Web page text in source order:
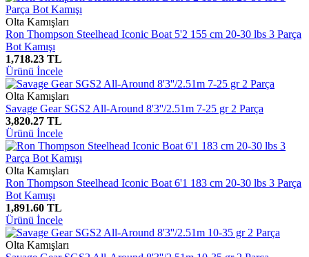
Olta Kamışları
Ron Thompson Steelhead Iconic Boat 5'2 155 cm 20-30 lbs 3 Parça
Bot Kamışı
1,718.23 TL
Ürünü İncele
Olta Kamışları
Savage Gear SGS2 All-Around 8'3''/2.51m 7-25 gr 2 Parça
3,820.27 TL
Ürünü İncele
Olta Kamışları
Ron Thompson Steelhead Iconic Boat 6'1 183 cm 20-30 lbs 3 Parça
Bot Kamışı
1,891.60 TL
Ürünü İncele
Olta Kamışları